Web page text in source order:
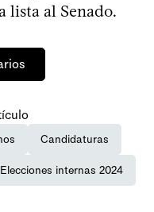
lista al Senado.
Candidaturas
Elecciones internas 2024